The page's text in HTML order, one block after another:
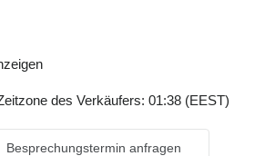
des Verkäufers: 01:38 (EEST)
Besprechungstermin anfragen